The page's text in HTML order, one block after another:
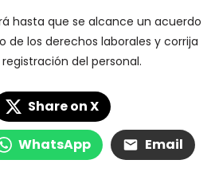
hasta que se alcance un acuerdo
de los derechos laborales y corrija
del personal.
Share on X
WhatsApp Email